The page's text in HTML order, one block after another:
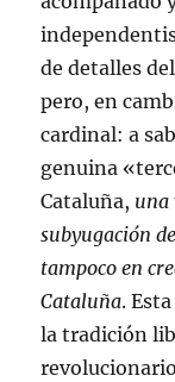
de detalles
pero, en
cardinal: a
genuina
Cataluña, una
subyugación
tampoco en
Cataluña.
la tradición